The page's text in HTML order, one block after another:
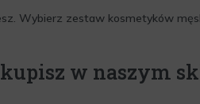
Wybierz zestaw kosmetyków
w naszym